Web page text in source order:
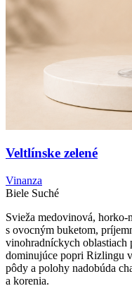
Veltlínske zelené
Vinanza
Biele Suché
Svieža medovinová,
s ovocným buketom,
vinohradníckych
dominujúce popri Rizlingu
pôdy a polohy nadobúda
a korenia.